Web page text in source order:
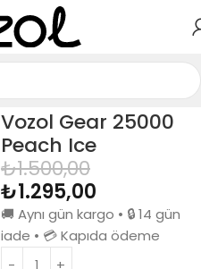
Vozol Gear 25000
Peach Ice
₺1.500,00
₺1.295,00
🚚 Aynı gün kargo • 🔒 14 gün
iade • 💳 Kapıda ödeme